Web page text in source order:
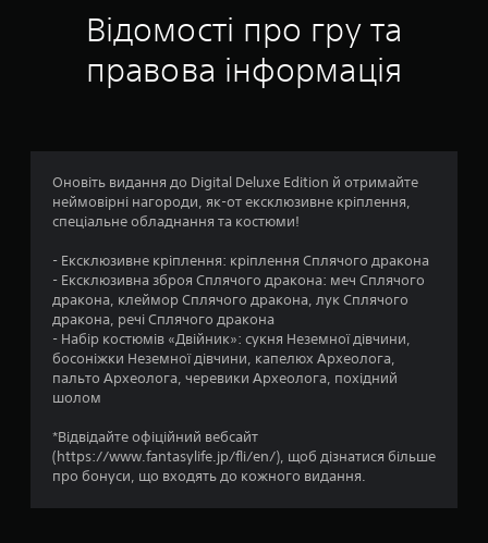
н
к
:
4
7
7
з
п
я
т
Відомості про гру та
правова інформація
Оновіть видання до Digital Deluxe Edition й отримайте
неймовірні нагороди, як-от ексклюзивне кріплення,
спеціальне обладнання та костюми!
- Ексклюзивне кріплення: кріплення Сплячого дракона
- Ексклюзивна зброя Сплячого дракона: меч Сплячого
дракона, клеймор Сплячого дракона, лук Сплячого
дракона, речі Сплячого дракона
- Набір костюмів «Двійник»: сукня Неземної дівчини,
босоніжки Неземної дівчини, капелюх Археолога,
пальто Археолога, черевики Археолога, похідний
шолом
*Відвідайте офіційний вебсайт
(https://www.fantasylife.jp/fli/en/), щоб дізнатися більше
про бонуси, що входять до кожного видання.